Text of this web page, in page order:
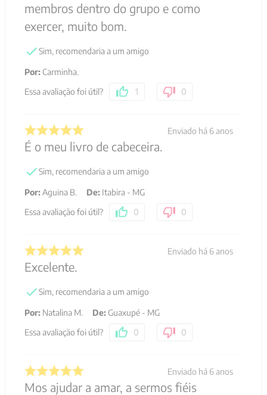
membros dentro do grupo e como
exercer, muito bom.
Sim, recomendaria a um amigo
Por:Carminha.
Essa avaliação foi útil?
1 0
Enviado há 6 anos
É o meu livro de cabeceira.
Sim, recomendaria a um amigo
Por:Aguina B. De: Itabira - MG
Essa avaliação foi útil?
0 0
Enviado há 6 anos
Excelente.
Sim, recomendaria a um amigo
Por: Natalina M. De:Guaxupé - MG
Essa avaliação foi útil?
0 0
Enviado há 6 anos
Mos ajudar a amar, a sermos fiéis